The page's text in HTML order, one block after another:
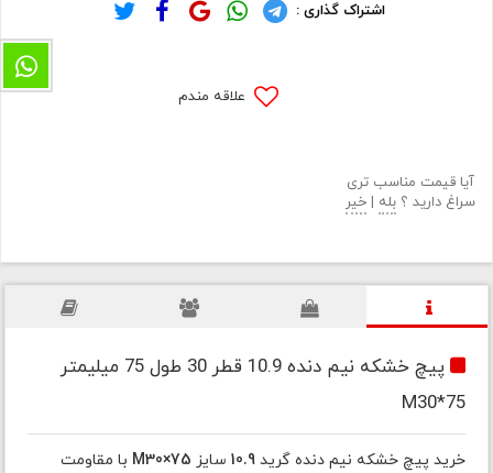
اشتراک گذاری :
علاقه مندم
آیا قیمت مناسب تری
سراغ دارید ؟ بله | خیر
پیچ خشکه نیم دنده 10.9 قطر 30 طول 75 میلیمتر
M30*75
خرید پیچ خشکه نیم دنده گرید10.9 سایز M30×75 با مقاومت